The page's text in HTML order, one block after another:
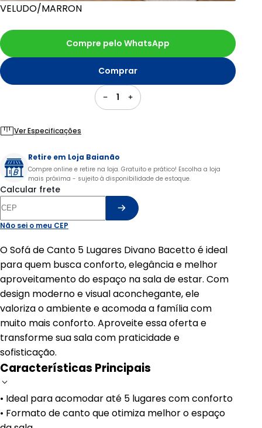
VELUDO/MARRON
1
Comprar
Compre pelo WhatsApp
Ver Especificações
Retire em Loja Baianão
Compre online e retire na loja. Gratuito e prático! Escolha a loja
mais próxima - sujeito à disponibilidade de estoque.
Calcular frete
Não sei o meu CEP
O Sofá de Canto 5 Lugares Divano Bacetto é ideal
para quem busca conforto, elegância e melhor
aproveitamento do espaço na sala de estar. Com
design moderno e visual aconchegante, ele
valoriza o ambiente e acomoda a família com
muito mais conforto. Aproveite essa oferta e
transforme sua sala com praticidade e
sofisticação.
Características Principais
• Ideal para acomodar até 5 lugares com conforto
• Formato de canto que otimiza melhor o espaço